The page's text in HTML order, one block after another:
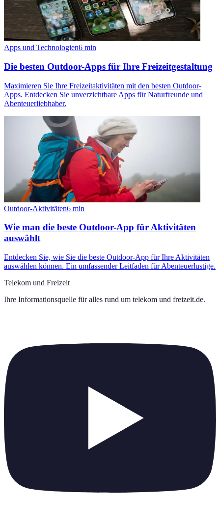
Apps und Technologien6 min
Die besten Outdoor-Apps für Ihre Freizeitgestaltung
Maximieren Sie Ihre Freizeitaktivitäten mit den besten Outdoor-
Apps. Entdecken Sie unverzichtbare Apps für Naturfreunde und
Abenteuerliebhaber.
Outdoor-Aktivitäten6 min
Wie man die beste Outdoor-App für Aktivitäten
auswählt
Entdecken Sie, wie Sie die beste Outdoor-App für Ihre Aktivitäten
auswählen können. Ein umfassender Leitfaden für Abenteuerlustige.
Telekom und Freizeit
Ihre Informationsquelle für alles rund um telekom und freizeit.de.